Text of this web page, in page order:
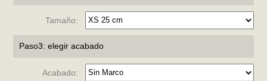
Tamaño:
Paso3: elegir acabado
Acabado: